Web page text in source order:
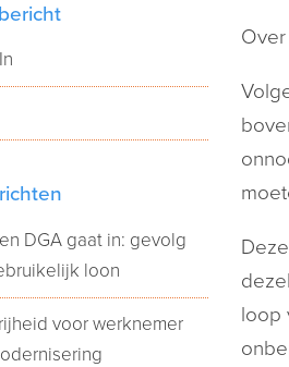
loop
DGA gaat in: gevolg
loon
voor werknemer